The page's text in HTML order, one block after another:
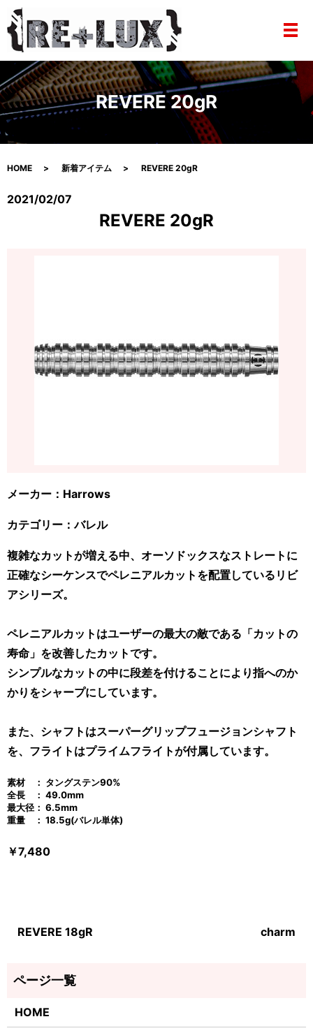
メ
REVERE 20gR
HOME 新着アイテム REVERE 20gR
2021/02/07
REVERE 20gR
メーカー：Harrows
カテゴリー：バレル
複雑なカットが増える中、オーソドックスなストレートに
正確なシーケンスでペレニアルカットを配置しているリビ
アシリーズ。
ペレニアルカットはユーザーの最大の敵である「カットの
寿命」を改善したカットです。
シンプルなカットの中に段差を付けることにより指へのか
かりをシャープにしています。
また、シャフトはスーパーグリップフュージョンシャフト
を、フライトはプライムフライトが付属しています。
素材 ： タングステン90%
全長 ： 49.0mm
最大径： 6.5mm
重量 ： 18.5g(バレル単体)
￥7,480
REVERE 18gR charm
HOME